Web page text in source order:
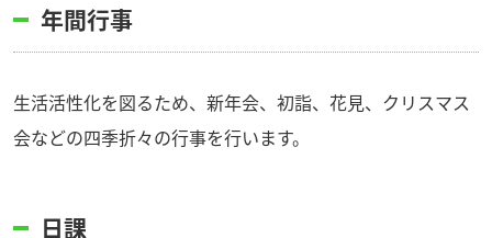
年間行事
生活活性化を図るため、新年会、初詣、花見、クリスマス
会などの四季折々の行事を行います。
日課